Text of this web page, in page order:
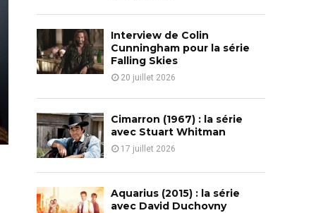
Interview de Colin
Cunningham pour la série
Falling Skies
20 juillet 2026
Cimarron (1967) : la série
avec Stuart Whitman
17 juillet 2026
Aquarius (2015) : la série
avec David Duchovny